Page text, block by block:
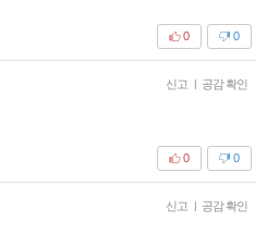
0
0
신고 | 공감 확인
0
0
신고 | 공감 확인